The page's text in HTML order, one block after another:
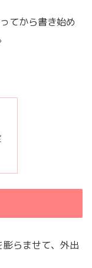
てから書き始め
らませて、外出